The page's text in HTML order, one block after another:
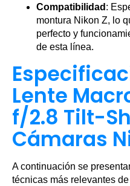
Compatibilidad :
montura Nikon Z, lo
perfecto y
de esta línea.
Lente
f/2.8 Tilt-
Cámaras
A continuación se
técnicas más relevantes